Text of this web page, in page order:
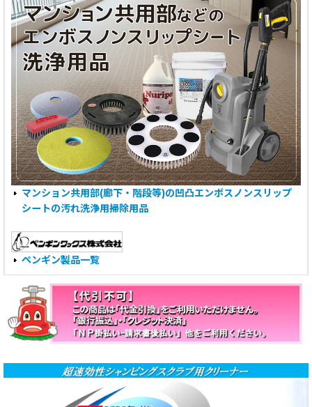
マンション共用部(廊下・階段等)の凹凸エンボスノンスリップ
シートの汚れ洗浄用掃除用品
ペンギン製品一覧